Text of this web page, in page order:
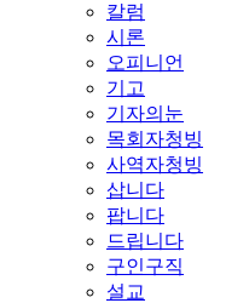
칼럼
시론
오피니언
기고
기자의눈
목회자청빙
사역자청빙
삽니다
팝니다
드립니다
구인구직
설교